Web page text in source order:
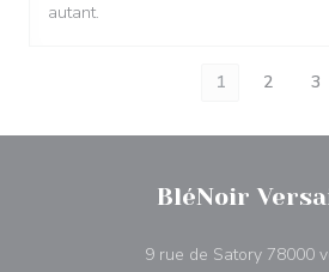
autant.
1 2 3
BléNoir
9 rue de Satory 78000